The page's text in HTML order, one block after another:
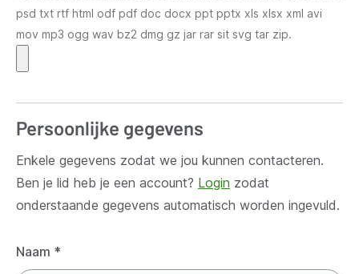
psd txt rtf html odf pdf doc docx ppt pptx xls xlsx xml avi
mov mp3 ogg wav bz2 dmg gz jar rar sit svg tar zip.
Persoonlijke gegevens
Enkele gegevens zodat we jou kunnen contacteren.
Ben je lid heb je een account? Login zodat
onderstaande gegevens automatisch worden ingevuld.
Naam *